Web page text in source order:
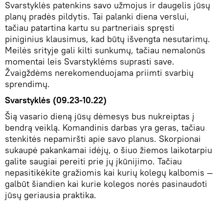
Svarstyklės patenkins savo užmojus ir daugelis jūsų
planų pradės pildytis. Tai palanki diena verslui,
tačiau patartina kartu su partneriais spręsti
piniginius klausimus, kad būtų išvengta nesutarimų.
Meilės srityje gali kilti sunkumų, tačiau nemalonūs
momentai leis Svarstyklėms suprasti save.
Žvaigždėms nerekomenduojama priimti svarbių
sprendimų.
Svarstyklės (09.23-10.22)
Šią vasario dieną jūsų dėmesys bus nukreiptas į
bendrą veiklą. Komandinis darbas yra geras, tačiau
stenkitės nepamiršti apie savo planus. Skorpionai
sukaupė pakankamai idėjų, o šiuo žiemos laikotarpiu
galite saugiai pereiti prie jų įkūnijimo. Tačiau
nepasitikėkite gražiomis kai kurių kolegų kalbomis —
galbūt šiandien kai kurie kolegos norės pasinaudoti
jūsų geriausia praktika.